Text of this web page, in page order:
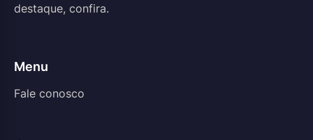
destaque, confira.
Menu
Fale conosco